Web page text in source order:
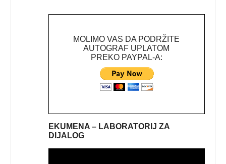
MOLIMO VAS DA PODRŽITE
AUTOGRAF UPLATOM
PREKO PAYPAL-A:
EKUMENA – LABORATORIJ ZA
DIJALOG